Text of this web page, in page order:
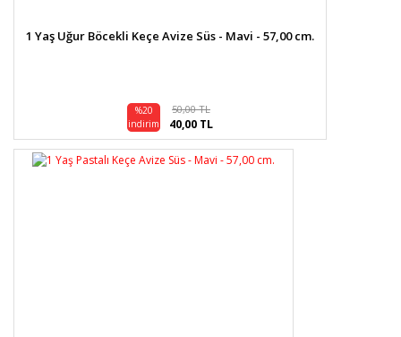
1 Yaş Uğur Böcekli Keçe Avize Süs - Mavi - 57,00 cm.
%20
indirim
50,00 TL
40,00 TL